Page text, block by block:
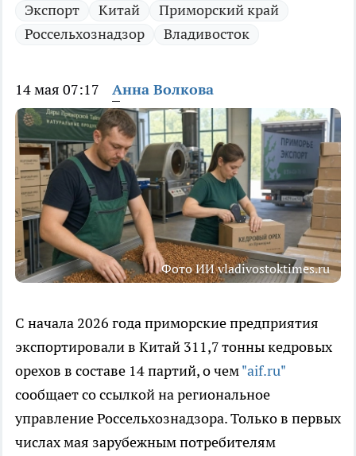
Экспорт Китай
Приморский край
Россельхознадзор
Владивосток
14 мая 07:17 Анна Волкова
Фото ИИ vladivostoktimes.ru
С начала 2026 года приморские предприятия
экспортировали в Китай 311,7 тонны кедровых
орехов в составе 14 партий, о чем"aif.ru"
сообщает со ссылкой на региональное
управление Россельхознадзора. Только в первых
числах мая зарубежным потребителям